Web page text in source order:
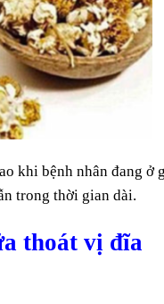
khi bệnh nhân đang ở
trong thời gian dài.
thoát vị đĩa